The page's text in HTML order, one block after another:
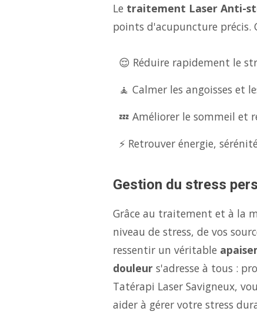
Le traitement Laser Anti-
points d'acupuncture
😌 Réduire rapidement le
🧘 Calmer les angoisses et
💤 Améliorer le sommeil et
⚡ Retrouver énergie,
Gestion du stress
Grâce au traitement et à la
niveau de stress, de vos
ressentir un véritable
douleur s'adresse à tous :
Tatérapi Laser Savigneux,
aider à gérer votre stress